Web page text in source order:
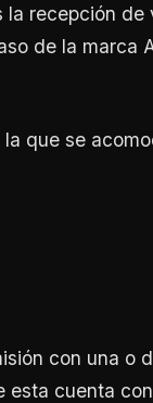
recepción de
de la marca
que se
con una o
esta cuenta